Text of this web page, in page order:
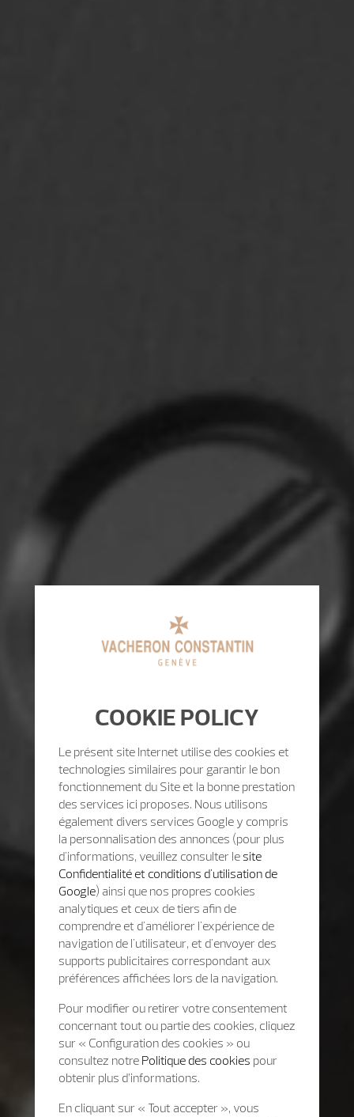
COOKIE POLICY
Le présent site Internet utilise des cookies et
technologies similaires pour garantir le bon
fonctionnement du Site et la bonne prestation
des services ici proposes. Nous utilisons
également divers services Google y compris
la personnalisation des annonces (pour plus
d'informations, veuillez consulter le site
Confidentialité et conditions d'utilisation de
Google) ainsi que nos propres cookies
analytiques et ceux de tiers afin de
comprendre et d'améliorer l'expérience de
navigation de l'utilisateur, et d'envoyer des
supports publicitaires correspondant aux
préférences affichées lors de la navigation.
Pour modifier ou retirer votre consentement
concernant tout ou partie des cookies, cliquez
sur « Configuration des cookies » ou
consultez notre Politique des cookies pour
obtenir plus d’informations.
En cliquant sur « Tout accepter », vous